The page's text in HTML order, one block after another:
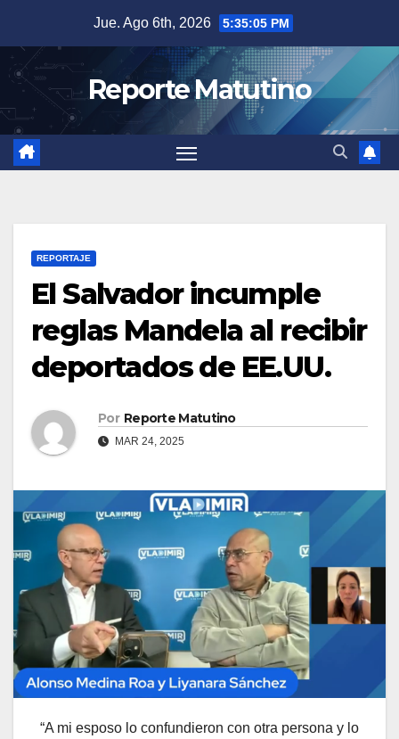
contenido
Jue. Ago 6th, 2026 5:35:06 PM
Reporte Matutino
REPORTAJE
El Salvador incumple
reglas Mandela al recibir
deportados de EE.UU.
Por Reporte Matutino
MAR 24, 2025
“A mi esposo lo confundieron con otra persona y lo